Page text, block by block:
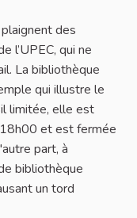
des
l’UPEC, qui ne
La bibliothèque
qui illustre le
limitée, elle est
et est fermée
part, à
bibliothèque
un tord